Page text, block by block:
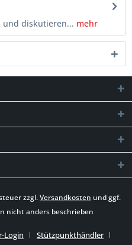
und diskutieren... mehr
zzgl.Versandkosten und ggf.
nicht anders beschrieben
Login Stützpunkthändler